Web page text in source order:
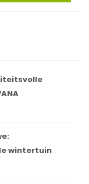
wintertuin